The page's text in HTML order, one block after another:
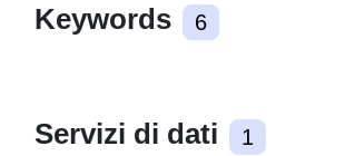
Keywords 6
Servizi di dati 1